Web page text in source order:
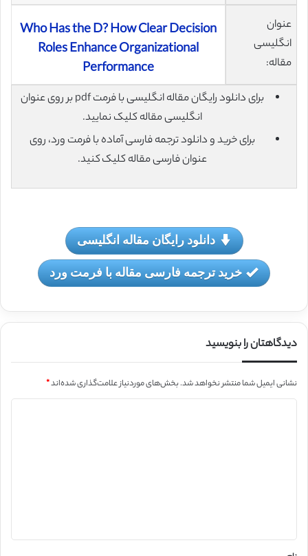
عنوان
انگلیسی
مقاله:
Who Has the D? How Clear Decision
Roles Enhance Organizational
Performance
برای دانلود رایگان مقاله انگلیسی با فرمت pdf بر روی عنوان
انگلیسی مقاله کلیک نمایید.
برای خرید و دانلود ترجمه فارسی آماده با فرمت ورد، روی
عنوان فارسی مقاله کلیک کنید.
دانلود رایگان مقاله انگلیسی
خرید ترجمه فارسی مقاله با فرمت ورد
دیدگاهتان را بنویسید
نشانی ایمیل شما منتشر نخواهد شد.بخش‌های موردنیاز علامت‌گذاری شده‌اند*